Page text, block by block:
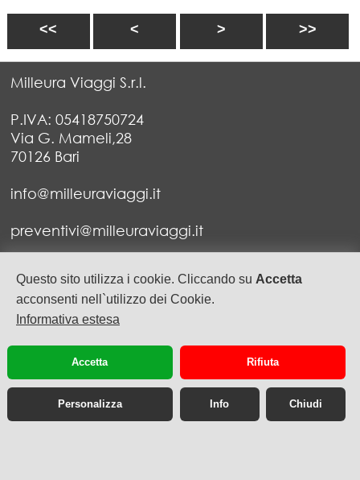
Questo sito utilizza i cookie. Cliccando su Accetta
acconsenti nell`utilizzo dei Cookie.
Informativa estesa
Accetta Rifiuta
Personalizza Info Chiudi
<< < > >>
Milleura Viaggi S.r.l.
P.IVA: 05418750724
Via G. Mameli,28
70126 Bari
info@milleuraviaggi.it
preventivi@milleuraviaggi.it
Fax 080 5547628
privacy cookie